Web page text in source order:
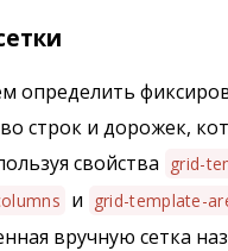
определить
строк и дорожек,
свойства grid-
и grid-template-
вручную сетка